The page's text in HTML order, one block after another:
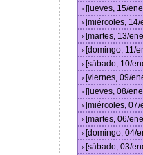
› [jueves, 15/
› [miércoles,
› [martes, 13/
› [domingo, 11/
› [sábado, 10/
› [viernes, 09/
› [jueves, 08/
› [miércoles,
› [martes, 06/
› [domingo, 04/
› [sábado, 03/